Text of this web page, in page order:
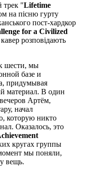
трек "Lifetime
на пісню гурту
пост-хардкор
for a Civilized
розповідають
шести, мы
базе и
придумывая
материал. В один
Артём,
начал
которую никто
Оказалось, это
кругах группы
мы поняли,
вещь.